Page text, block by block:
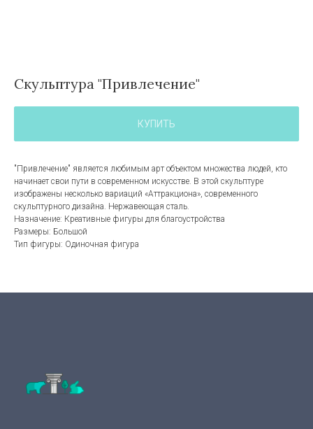
Скульптура "Привлечение"
КУПИТЬ
"Привлечение" является любимым арт объектом множества людей, кто
начинает свои пути в современном искусстве. В этой скульптуре
изображены несколько вариаций «Аттракциона», современного
скульптурного дизайна. Нержавеющая сталь.
Назначение: Креативные фигуры для благоустройства
Размеры: Большой
Тип фигуры: Одиночная фигура